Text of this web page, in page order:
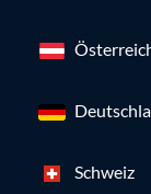
Schweiz